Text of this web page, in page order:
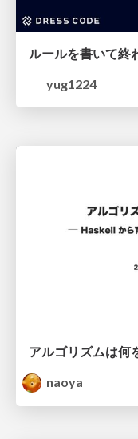
yug1224
naoya